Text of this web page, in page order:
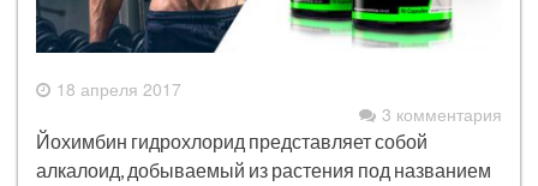
18 апреля 2017
3 комментария
Йохимбин гидрохлорид представляет собой
алкалоид, добываемый из растения под названием